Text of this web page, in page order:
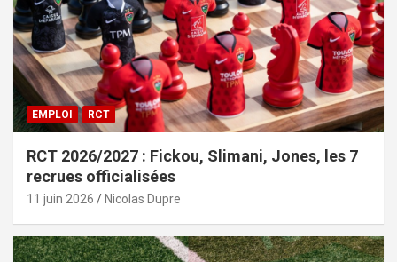
EMPLOI RCT
RCT 2026/2027 : Fickou, Slimani, Jones, les 7
recrues officialisées
11 juin 2026 Nicolas Dupre